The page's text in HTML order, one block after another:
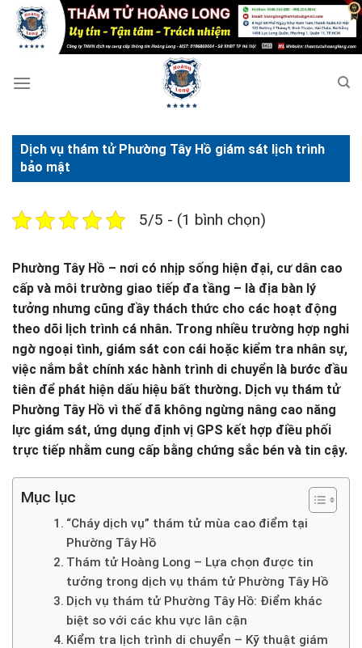
qua
Dịch vụ thám tử Phường Tây Hồ giám sát lịch trình
bảo mật
5/5 - (1 bình chọn)
Phường Tây Hồ – nơi có nhịp sống hiện đại, cư dân cao
cấp và môi trường giao tiếp đa tầng – là địa bàn lý
tưởng nhưng cũng đầy thách thức cho các hoạt động
theo dõi lịch trình cá nhân. Trong nhiều trường hợp nghi
ngờ ngoại tình, giám sát con cái hoặc kiểm tra nhân sự,
việc nắm bắt chính xác hành trình di chuyển là bước đầu
tiên để phát hiện dấu hiệu bất thường. Dịch vụ thám tử
Phường Tây Hồ vì thế đã không ngừng nâng cao năng
lực giám sát, ứng dụng định vị GPS kết hợp điều phối
trực tiếp nhằm cung cấp bằng chứng sắc bén và tin cậy.
Mục lục
“Cháy dịch vụ” thám tử mùa cao điểm tại
Phường Tây Hồ
Thám tử Hoàng Long – Lựa chọn được tin
tưởng trong dịch vụ thám tử Phường Tây Hồ
Dịch vụ thám tử Phường Tây Hồ: Điểm khác
biệt so với các khu vực lân cận
Kiểm tra lịch trình di chuyển – Kỹ thuật giám